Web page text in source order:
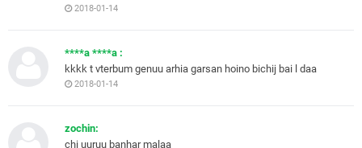
2018-01-14
****a ****a :
kkkk t vterbum genuu arhia garsan hoino bichij bai l daa
2018-01-14
zochin:
chi uuruu banhar malaa